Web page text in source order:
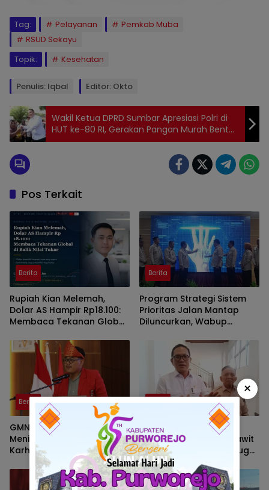
Tag: Pelayanan
Pemkab Muba
RSUD Sekayu
Topik:
Kesehatan
Penulis: Iqbal Editor: Okto
Wakil Ketua DPRD Sumbar Apresiasi Polri di
HUT ke-80 RI, Gerakan Pangan Murah Bentuk
Keperdulian Nyata
Pos Terkait
Berita
Rupiah Kian Melemah,
Dolar AS Hampir Rp18.100:
Membaca Tekanan Global
Berita
Program Strategi Sistem
Prioritas Jalan Mantap
Diluncurkan, Wabup
Tujuannya
Berita
GMNI Sumsel Soroti
Meningkatnya Zona Merah
Karhutla, Desak
Pemerintah Perkuat
Mitigasi dan Penegakan
Hukum
Berita
Wakil Ketua DPRD PALI
Soroti Pabrik Kelapa Sawit
di Talang Ubi yang Diduga
Beroperasi Tanpa AMDAL
×